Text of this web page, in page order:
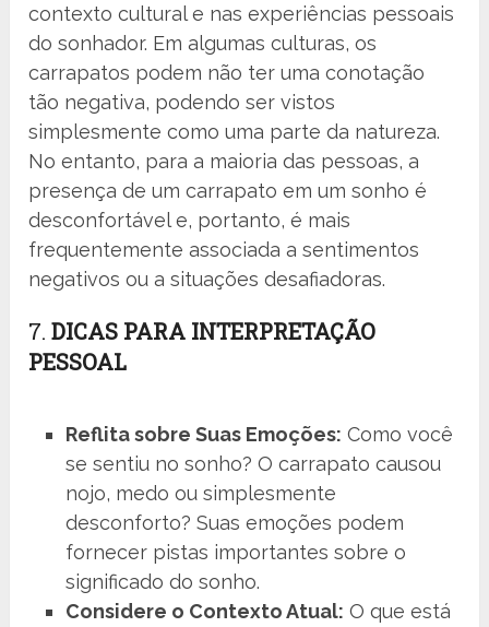
contexto cultural e nas experiências pessoais
do sonhador. Em algumas culturas, os
carrapatos podem não ter uma conotação
tão negativa, podendo ser vistos
simplesmente como uma parte da natureza.
No entanto, para a maioria das pessoas, a
presença de um carrapato em um sonho é
desconfortável e, portanto, é mais
frequentemente associada a sentimentos
negativos ou a situações desafiadoras.
7.DICAS PARA INTERPRETAÇÃO
PESSOAL
Reflita sobre Suas Emoções: Como você
se sentiu no sonho? O carrapato causou
nojo, medo ou simplesmente
desconforto? Suas emoções podem
fornecer pistas importantes sobre o
significado do sonho.
Considere o Contexto Atual: O que está